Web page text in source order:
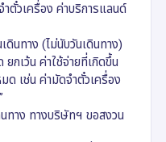
ตั๋วเครื่อง ค่าบริการแลนด์
ดินทาง (ไม่นับวันเดินทาง)
กเว้น ค่าใช้จ่ายที่เกิดขึ้น
ด เช่น ค่ามัดจำตั๋วเครื่อง
ทาง ทางบริษัทฯ ขอสงวน